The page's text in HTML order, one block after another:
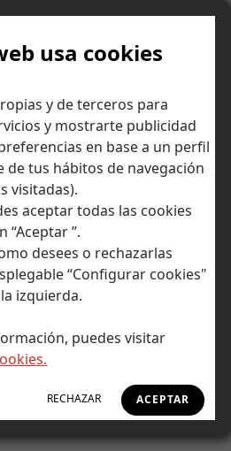
usa cookies
y de terceros para
y mostrarte publicidad
en base a un perfil
de tus hábitos de navegación
visitadas).
aceptar todas las cookies
“Aceptar ”.
desees o rechazarlas
“Configurar cookies"
izquierda.
puedes visitar
ACEPTAR
RECHAZAR
dinero
predecir lo irracional en tus